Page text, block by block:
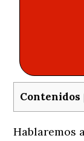
Contenidos
Hablaremos